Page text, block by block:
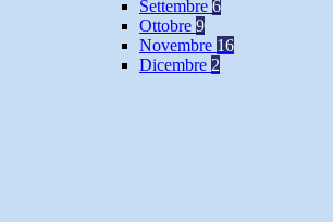
Settembre 6
Ottobre 9
Novembre 16
Dicembre 2